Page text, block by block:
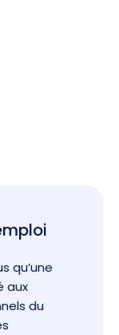
qu’une
aux
du